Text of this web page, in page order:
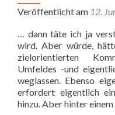
Veröffentlicht am 12.
… dann täte ich ja
wird. Aber würde,
zielorientierten
Umfeldes -und
weglassen. Ebenso
erfordert eigentlich
hinzu. Aber hinter